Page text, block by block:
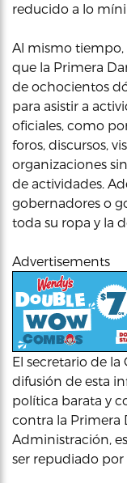
reducido a lo
Al mismo tiempo,
que la Primera
de ochocientos
para asistir a
oficiales, como
foros, discursos,
organizaciones
de actividades.
gobernadores o
toda su ropa y la
Advertisements
El secretario de
difusión de esta
política barata y
contra la Primera
Administración,
ser repudiado por